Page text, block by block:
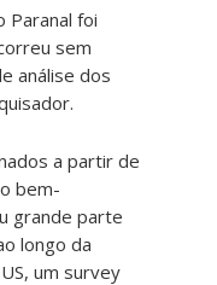
Paranal foi
sem
análise dos
a partir de
bem-
grande parte
longo da
um survey